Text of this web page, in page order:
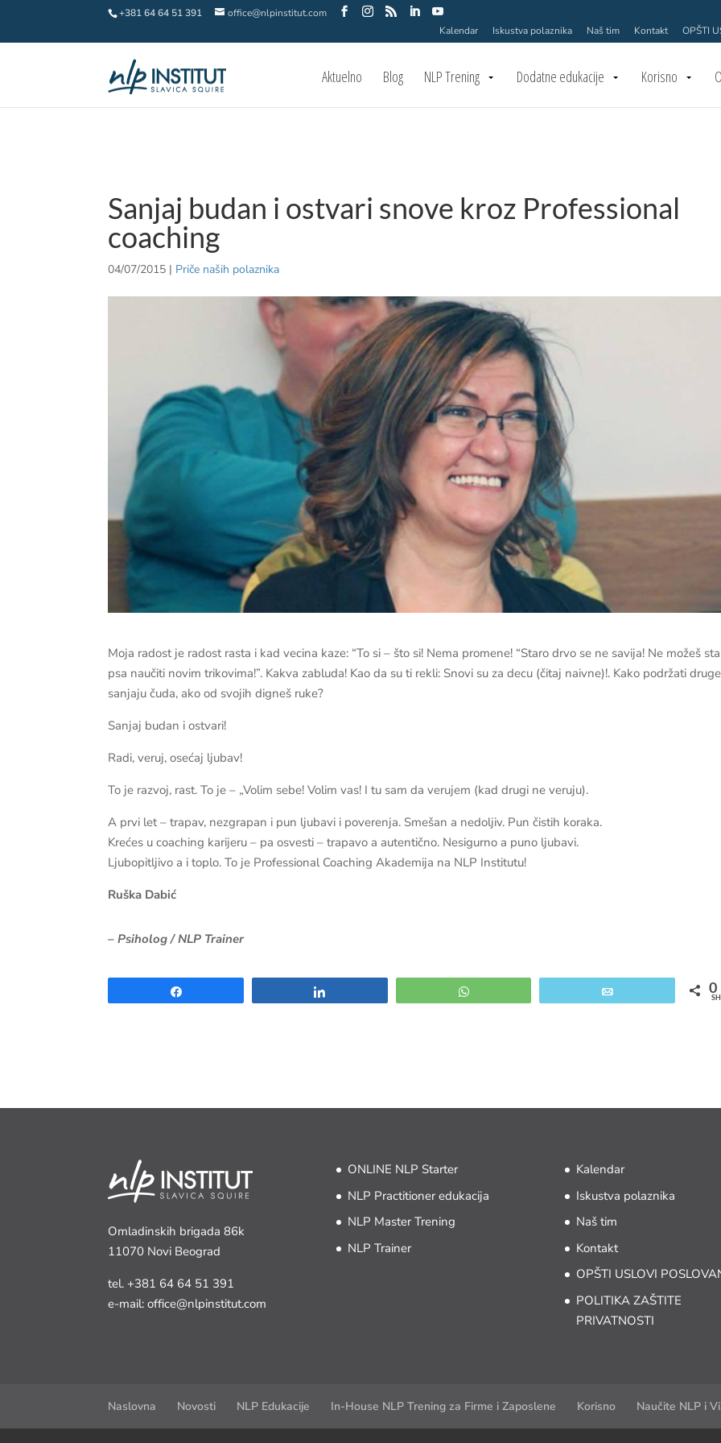
+381 64 64 51 391
office@nlpinstitut.com
Kalendar
Iskustva polaznika Naš tim Kontakt OPŠTI
Aktuelno Blog NLP Trening Dodatne edukacije Korisno
Sanjaj budan i ostvari snove kroz Professional
coaching
04/07/2015 | Priče naših polaznika
Moja radost je radost rasta i kad vecina kaze: “To si – što si! Nema promene! “Staro drvo se ne savija! Ne možeš
psa naučiti novim trikovima!”. Kakva zabluda! Kao da su ti rekli: Snovi su za decu (čitaj naivne)!. Kako podržati
sanjaju čuda, ako od svojih digneš ruke?
Sanjaj budan i ostvari!
Radi, veruj, osećaj ljubav!
To je razvoj, rast. To je – „Volim sebe! Volim vas! I tu sam da verujem (kad drugi ne veruju).
A prvi let – trapav, nezgrapan i pun ljubavi i poverenja. Smešan a nedoljiv. Pun čistih koraka.
Krećes u coaching karijeru – pa osvesti – trapavo a autentično. Nesigurno a puno ljubavi.
Ljubopitljivo a i toplo. To je Professional Coaching Akademija na NLP Institutu!
Ruška Dabić
–Psiholog / NLP Trainer
0
Omladinskih brigada 86k
11070 Novi Beograd
tel. +381 64 64 51 391
e-mail: office@nlpinstitut.com
ONLINE NLP Starter
NLP Practitioner edukacija
NLP Master Trening
NLP Trainer
Kalendar
Iskustva polaznika
Naš tim
Kontakt
OPŠTI USLOVI
POLITIKA ZAŠTITE
PRIVATNOSTI
Naslovna Novosti NLP Edukacije In-House NLP Trening za Firme i Zaposlene Korisno Naučite NLP i